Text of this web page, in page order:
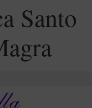
Santo